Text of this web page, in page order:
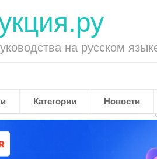
на русском
Категории Новости